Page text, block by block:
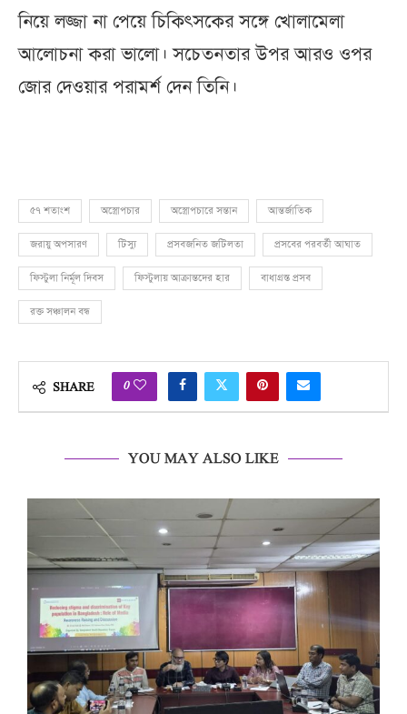
নিয়ে লজ্জা না পেয়ে চিকিৎসকের সঙ্গে খোলামেলা
আলোচনা করা ভালো। সচেতনতার উপর আরও ওপর
জোর দেওয়ার পরামর্শ দেন তিনি।
৫৭ শতাংশ অস্ত্রোপচার অস্ত্রোপচারে সন্তান আন্তর্জাতিক
জরায়ু অপসারণ টিস্যু প্রসবজনিত জটিলতা প্রসবের পরবর্তী আঘাত
ফিস্টুলা নির্মূল দিবস ফিস্টুলায় আক্রান্তদের হার বাধাগ্রস্ত প্রসব
রক্ত সঞ্চালন বন্ধ
SHARE 0
YOU MAY ALSO LIKE